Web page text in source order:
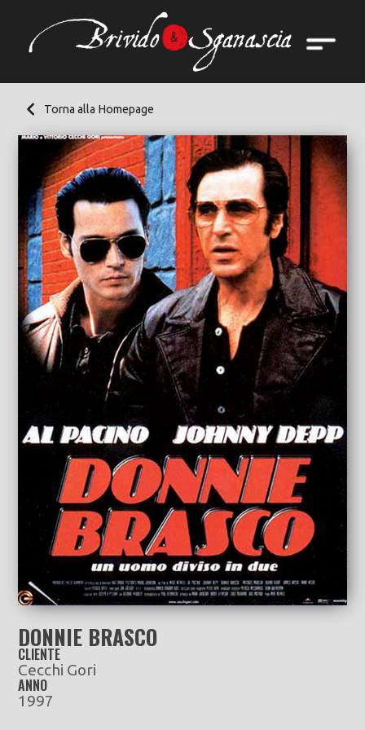
Torna alla Homepage
DONNIE BRASCO
CLIENTE
Cecchi Gori
ANNO
1997